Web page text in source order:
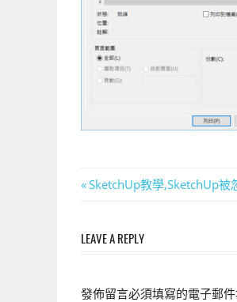
文
導
覽
Previous
SketchUp教學,SketchUp被
LEAVE A REPLY
發佈留言必須填寫的電子郵